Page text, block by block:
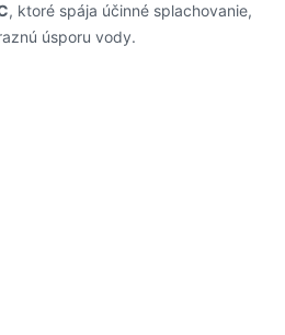
, ktoré spája účinné splachovanie,
úsporu vody.